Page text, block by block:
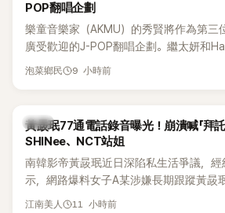
POP翻唱企劃
樂童音樂家（AKMU）的秀賢將作為第三
廣受歡迎的J-POP翻唱企劃。繼太妍和
獲選為第三首翻唱歌曲的主唱，並於近期
泡菜鄉民 9 小時前
韓星
黃晸珉77通電話錄音曝光！崩潰喊「拜
SHINee、NCT站姐
南韓影帝黃晸珉近日深陷私生活爭議，
示，網路爆料女子A某涉嫌長期跟蹤黃晸
行動。不過，A並未停止發聲，持續透過
江南美人 11 小時前